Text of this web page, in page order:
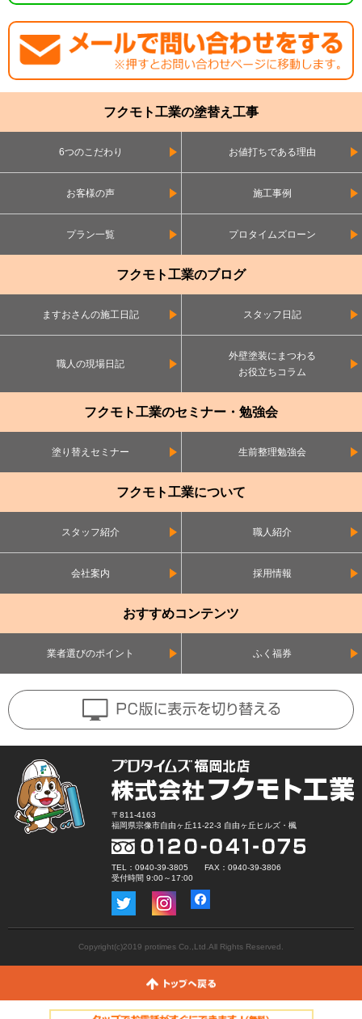
フクモト工業の塗替え工事
6つのこだわり お値打ちである理由
お客様の声 施工事例
プラン一覧 プロタイムズローン
フクモト工業のブログ
ますおさんの施工日記 スタッフ日記
職人の現場日記
外壁塗装にまつわる
お役立ちコラム
フクモト工業のセミナー・勉強会
塗り替えセミナー 生前整理勉強会
フクモト工業について
スタッフ紹介 職人紹介
会社案内 採用情報
おすすめコンテンツ
業者選びのポイント ふく福券
〒811-4163
福岡県宗像市自由ヶ丘11-22-3 自由ヶ丘ヒルズ・楓
TEL：0940-39-3805 FAX：0940-39-3806
受付時間 9:00～17:00
Copyright(c)2019 protimes Co.,Ltd.All Rights Reserved.